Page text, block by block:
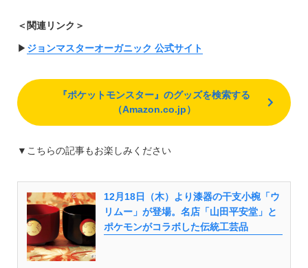
＜関連リンク＞
▶︎ ジョンマスターオーガニック 公式サイト
『ポケットモンスター』のグッズを検索する
（Amazon.co.jp）
▼こちらの記事もお楽しみください
12月18日（木）より漆器の干支小椀「ウ
リムー」が登場。名店「山田平安堂」と
ポケモンがコラボした伝統工芸品